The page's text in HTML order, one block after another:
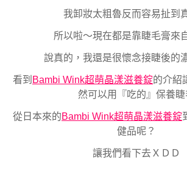
我卸妝太粗魯反而容易扯到
所以啦～現在都是靠睫毛膏來
說真的，我還是很懷念接睫後的
看到 Bambi Wink超萌晶漾滋養錠的介紹
然可以用『吃的』保養睫
從日本來的Bambi Wink超萌晶漾滋養錠
健品呢？
讓我們看下去ＸＤＤ